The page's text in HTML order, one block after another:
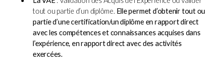
tout ou partie d’un diplôme. Elle permet d’obtenir tout ou
partie d’une certification/un diplôme en rapport direct
avec les compétences et connaissances acquises dans
l’expérience, en rapport direct avec des activités
exercées.